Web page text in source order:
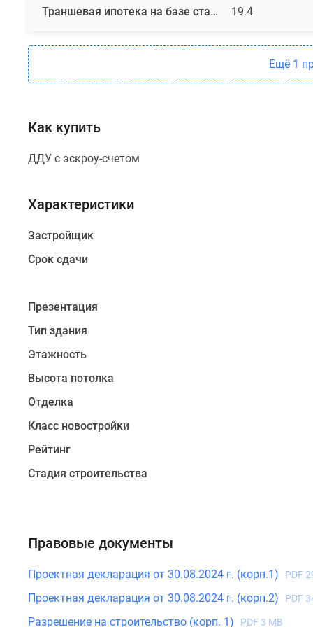
внешнего
станет
витражное
остекление
французские
«Патио»
есть
студии,
одно-,
трехкомнатные
квартиры
и
евроформата.
Все
лоты
обеспечены
просторными
или
продуманы
помещения.
В
семейных
Траншевая ипотека на базе стандартной 19.4
Ещё 1
Как купить
ДДУ с эскроу-счетом
Характеристики
Застройщик
Срок сдачи
Презентация
Тип здания
Этажность
Высота потолка
Отделка
Класс новостройки
Рейтинг
Стадия строительства
Правовые документы
Проектная декларация от 30.08.2024 г. (корп.1) PDF
Проектная декларация от 30.08.2024 г. (корп.2) PDF
Разрешение на строительство (корп. 1) PDF 3 MB